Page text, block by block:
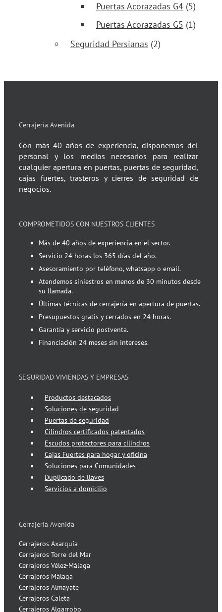
Puertas Acorazadas G4 (5)
Puertas Acorazadas G5 (1)
Seguridad Persianas (2)
Cerrajería Avenida
Cón más 40 años de experiencia, disponemos del
personal y los medios necesarios para realizar
cualquier apertura en puertas, puertas de seguridad,
cajas fuertes, trasteros y cierres de seguridad de
negocios.
COMPROMETIDOS CON NUESTROS CLIENTES
Más de 40 años de experiencia en el sector.
Servicio 24 horas los 365 días del año.
Asesoramiento por teléfono, whatsapp o email.
Atendemos siniestros en menos de 30 minutos desde
su llamada.
Últimas técnicas de cerrajería en apertura de puertas.
Presupuestos gratis y cerrados en 24 horas.
Garantía y servicio postventa.
Financiación 24 meses sin intereses.
SEGURIDAD VIVIENDAS Y EMPRESAS
Productos destacados
Soluciones de seguridad
Puertas de seguridad
Cilindros certificados patentados
Escudos protectores para cilindros
Cajas Fuertes para hogar y oficina
Soluciones para Comunidades
Duplicado de llaves
Servicios a domicilio
Cerrajeria Avenida
Cerrajeros Axarquía
Cerrajeros Torre del Mar
Cerrajeros Vélez-Málaga
Cerrajeros Málaga
Cerrajeros Almayate
Cerrajeros Caleta
Cerrajeros Algarrobo